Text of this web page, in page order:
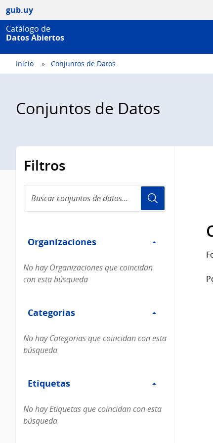
gub.uy
Catálogo de
Datos Abiertos
Inicio Conjuntos de Datos
Conjuntos de Datos
Filtros
conjuntos
de
Organizaciones
Organizaciones
No hay Organizaciones que coincidan
con esta búsqueda
Categorias
Categorias
No hay Categorias que coincidan con esta
búsqueda
Etiquetas
Etiquetas
No hay Etiquetas que coincidan con esta
búsqueda